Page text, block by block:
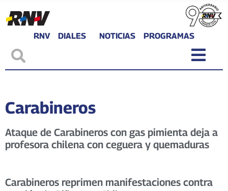
RNV DIALES NOTICIAS PROGRAMAS
Carabineros
Ataque de Carabineros con gas pimienta deja a
profesora chilena con ceguera y quemaduras
Carabineros reprimen manifestaciones contra